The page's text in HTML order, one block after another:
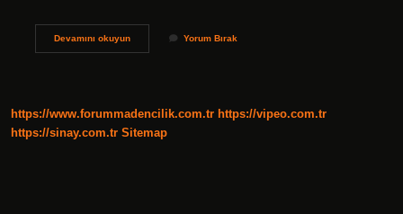
Devamını okuyunSultan
Yorum Bırak
https://www.forummadencilik.com.tr https://vipeo.com.tr
https://sinay.com.tr Sitemap